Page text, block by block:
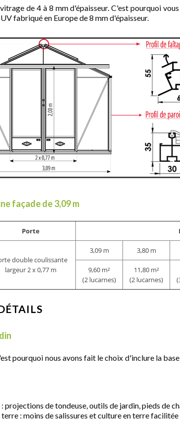
de 4 à 8 mm d'épaisseur. C'est pourquoi
fabriqué en Europe de 8 mm d'épaisseur.
façade de 3,09 m
Porte
double coulissante
largeur 2 x 0,77 m
3,09 m 3,80 m
9,60 m²
(2 lucarnes)
11,80 m²
(2 lucarnes)
pourquoi nous avons fait le choix d'inclure la
de tondeuse, outils de jardin, pieds de
: moins de salissures et culture en terre